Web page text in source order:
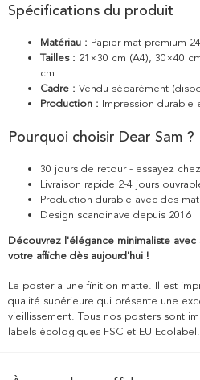
Spécifications du produit
Matériau : Papier mat premium
Tailles : 21×30 cm (A4), 30×40
cm
Cadre : Vendu séparément
Production : Impression durable
Pourquoi choisir Dear Sam ?
30 jours de retour - essayez
Livraison rapide 2-4 jours
Production durable avec des
Design scandinave depuis 2016
Découvrez l'élégance minimaliste
votre affiche dès aujourd'hui !
Le poster a une finition matte. Il est
qualité supérieure qui présente une
vieillissement. Tous nos posters sont
labels écologiques FSC et EU Ecolabel.